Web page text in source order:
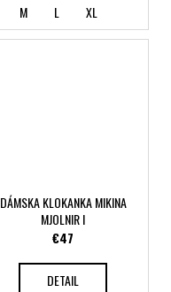
M L XL
DÁMSKA KLOKANKA MIKINA
MJOLNIR I
€47
DETAIL